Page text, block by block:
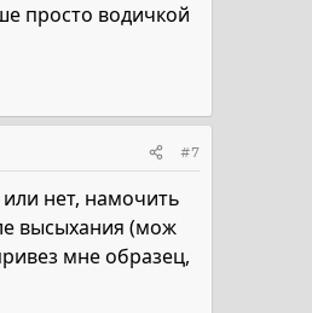
просто водичкой
#7
нет, намочить
высыхания (мож
мне образец,